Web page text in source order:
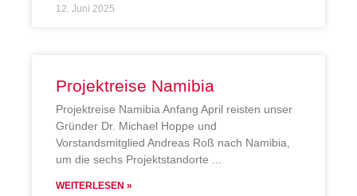
12. Juni 2025
Projektreise Namibia
Projektreise Namibia Anfang April reisten unser
Gründer Dr. Michael Hoppe und
Vorstandsmitglied Andreas Roß nach Namibia,
um die sechs Projektstandorte
WEITERLESEN »